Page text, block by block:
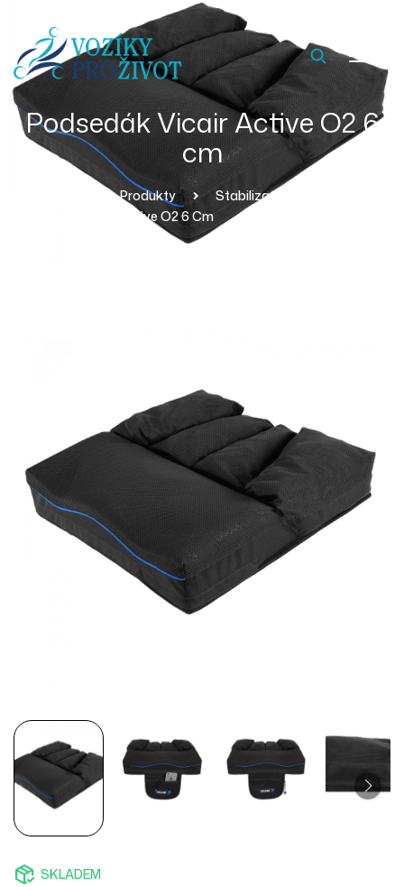
Podsedák Vicair Active O2 6
cm
Produkty
Stabilizační Pomůcky
Podsedák Vicair Active O2 6 Cm
SKLADEM